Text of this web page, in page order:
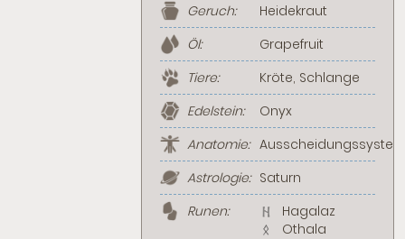
Geruch:
Heidekraut
Öl:
Grapefruit
Tiere:
Kröte, Schlange
Edelstein:
Onyx
Anatomie:
Astrologie: Saturn
Runen:
Hagalaz
Othala